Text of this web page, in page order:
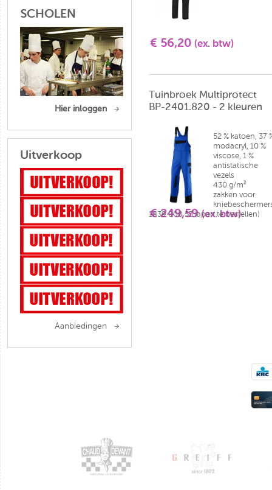
SCHOLEN
Hier inloggen
Uitverkoop
Aanbiedingen
€ 56,20 (ex. btw)
Tuinbroek Multiprotect
BP-2401.820 - 2 kleuren
€ 249,59(ex. btw)
52 % katoen, 37
modacryl, 10 %
viscose, 1 %
antistatische
vezels
430 g/m²
zakken voor
1839 000 53 (apart te bestellen)